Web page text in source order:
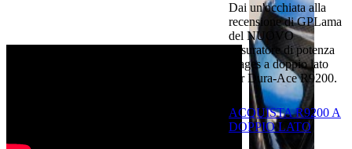
Dai un'occhiata alla
recensione di GPLama
del NUOVO
misuratore di potenza
Stages a doppio lato
per Dura-Ace R9200.
ACQUISTA R9200 A
DOPPIO LATO